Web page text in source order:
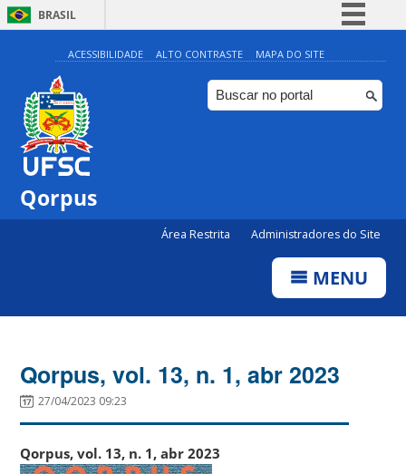
BRASIL
Simplifique!
Comunica BR
Participe
ACESSIBILIDADE ALTO CONTRASTE MAPA DO SITE
Qorpus
Área Restrita Administradores do Site
MENU
Qorpus, vol. 13, n. 1, abr 2023
27/04/2023 09:23
Qorpus, vol. 13, n. 1, abr 2023